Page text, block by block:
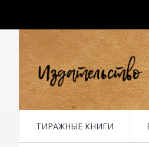
ТИРАЖНЫЕ КНИГИ